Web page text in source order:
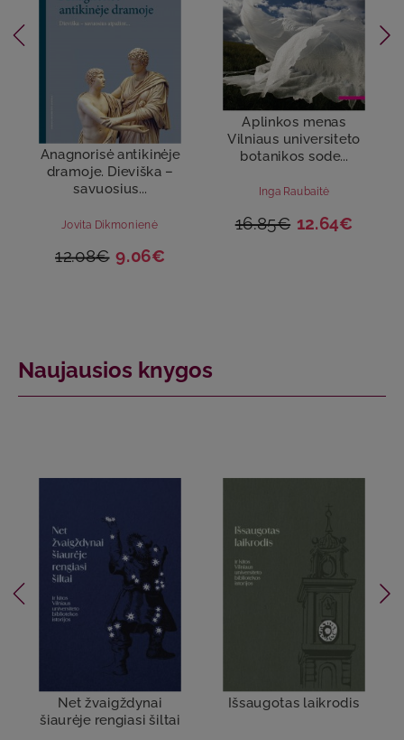
Anagnorisė antikinėje
dramoje. Dieviška –
savuosius...
Jovita Dikmonienė
12.08€ 9.06€
Aplinkos menas
Vilniaus universiteto
botanikos sode...
Inga Raubaitė
16.85€ 12.64€
Naujausios knygos
Net žvaigždynai
šiaurėje rengiasi šiltai
Išsaugotas laikrodis